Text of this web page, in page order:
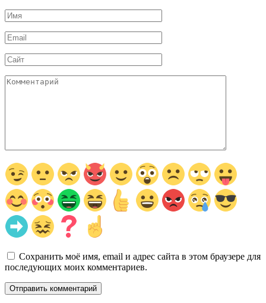
Имя
*
Email
*
Сайт
Комментарий
Сохранить моё имя, email и адрес сайта в этом браузере для
последующих моих комментариев.